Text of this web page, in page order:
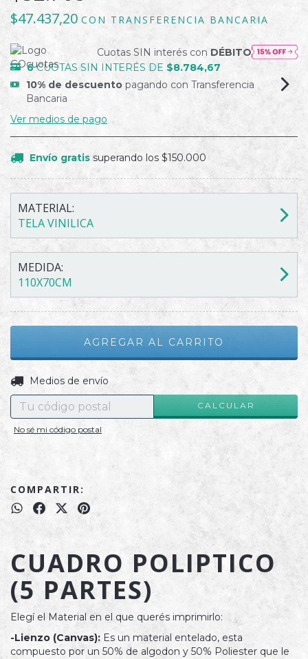
$47.437,20 CON TRANSFERENCIA BANCARIA
Cuotas SIN interés con DÉBITO
6 CUOTAS SIN INTERÉS DE $8.784,67
10% de descuento pagando con Transferencia
Bancaria
Ver medios de pago
Envío gratis superando los $150.000
MATERIAL:
TELA VINILICA
MEDIDA:
110X70CM
Entregas para el CP:
Medios de envío
CALCULAR
No sé mi código postal
COMPARTIR:
CUADRO POLIPTICO
(5 PARTES)
Elegí el Material en el que querés imprimirlo:
-Lienzo (Canvas): Es un material entelado, esta
compuesto por un 50% de algodon y 50% Poliester que le